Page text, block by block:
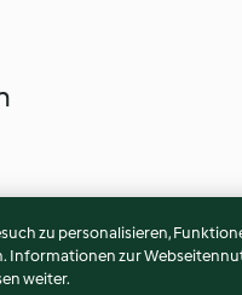
zu personalisieren,
Informationen zur
weiter.